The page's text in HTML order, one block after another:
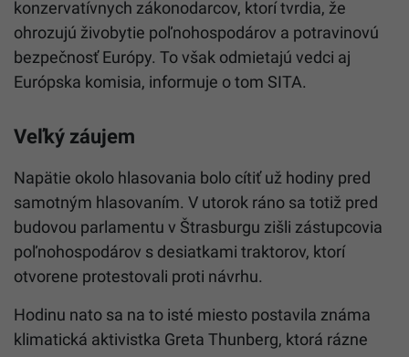
konzervatívnych zákonodarcov, ktorí tvrdia, že
ohrozujú živobytie poľnohospodárov a potravinovú
bezpečnosť Európy. To však odmietajú vedci aj
Európska komisia, informuje o tom SITA.
Veľký záujem
Napätie okolo hlasovania bolo cítiť už hodiny pred
samotným hlasovaním. V utorok ráno sa totiž pred
budovou parlamentu v Štrasburgu zišli zástupcovia
poľnohospodárov s desiatkami traktorov, ktorí
otvorene protestovali proti návrhu.
Hodinu nato sa na to isté miesto postavila známa
klimatická aktivistka Greta Thunberg, ktorá rázne